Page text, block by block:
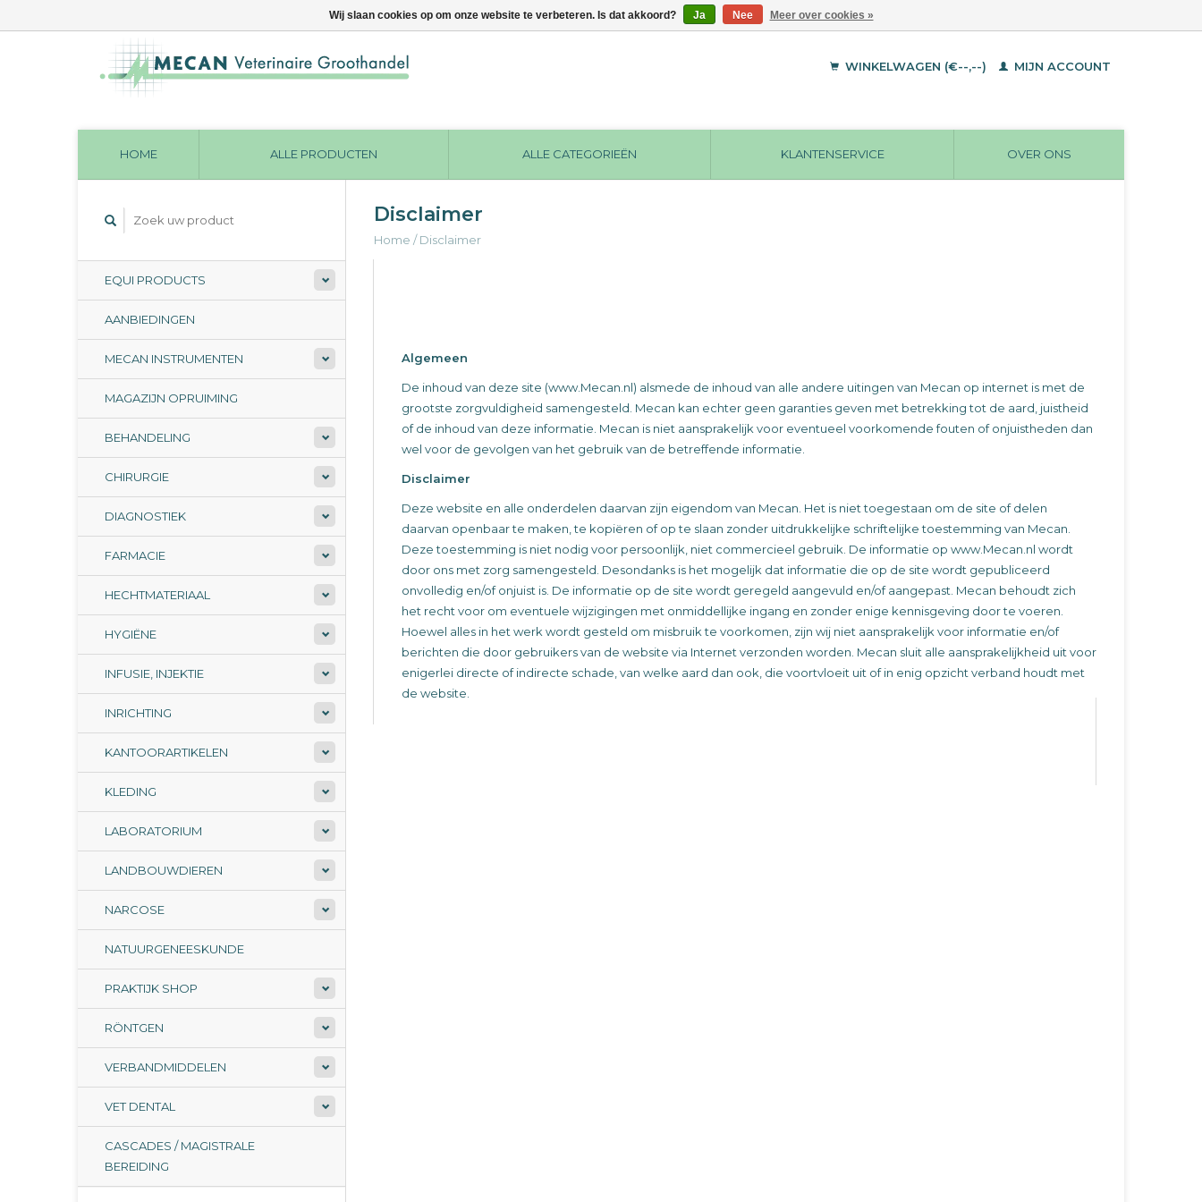
WINKELWAGEN (€--,--) MIJN ACCOUNT
HOME ALLE PRODUCTEN ALLE CATEGORIEËN KLANTENSERVICE OVER ONS
EQUI PRODUCTS
AANBIEDINGEN
MECAN INSTRUMENTEN
MAGAZIJN OPRUIMING
BEHANDELING
CHIRURGIE
DIAGNOSTIEK
FARMACIE
HECHTMATERIAAL
HYGIËNE
INFUSIE, INJEKTIE
INRICHTING
KANTOORARTIKELEN
KLEDING
LABORATORIUM
LANDBOUWDIEREN
NARCOSE
NATUURGENEESKUNDE
PRAKTIJK SHOP
RÖNTGEN
VERBANDMIDDELEN
VET DENTAL
CASCADES / MAGISTRALE
BEREIDING
Disclaimer
Home /Disclaimer
Algemeen
De inhoud van deze site (www.Mecan.nl) alsmede de inhoud van alle andere uitingen van Mecan op internet is met de
grootste zorgvuldigheid samengesteld. Mecan kan echter geen garanties geven met betrekking tot de aard, juistheid
of de inhoud van deze informatie. Mecan is niet aansprakelijk voor eventueel voorkomende fouten of onjuistheden dan
wel voor de gevolgen van het gebruik van de betreffende informatie.
Disclaimer
Deze website en alle onderdelen daarvan zijn eigendom van Mecan. Het is niet toegestaan om de site of delen
daarvan openbaar te maken, te kopiëren of op te slaan zonder uitdrukkelijke schriftelijke toestemming van Mecan.
Deze toestemming is niet nodig voor persoonlijk, niet commercieel gebruik. De informatie op www.Mecan.nl wordt
door ons met zorg samengesteld. Desondanks is het mogelijk dat informatie die op de site wordt gepubliceerd
onvolledig en/of onjuist is. De informatie op de site wordt geregeld aangevuld en/of aangepast. Mecan behoudt zich
het recht voor om eventuele wijzigingen met onmiddellijke ingang en zonder enige kennisgeving door te voeren.
Hoewel alles in het werk wordt gesteld om misbruik te voorkomen, zijn wij niet aansprakelijk voor informatie en/of
berichten die door gebruikers van de website via Internet verzonden worden. Mecan sluit alle aansprakelijkheid uit voor
enigerlei directe of indirecte schade, van welke aard dan ook, die voortvloeit uit of in enig opzicht verband houdt met
de website.
Wij slaan cookies op om onze website te verbeteren. Is dat akkoord? Ja Nee Meer over cookies »